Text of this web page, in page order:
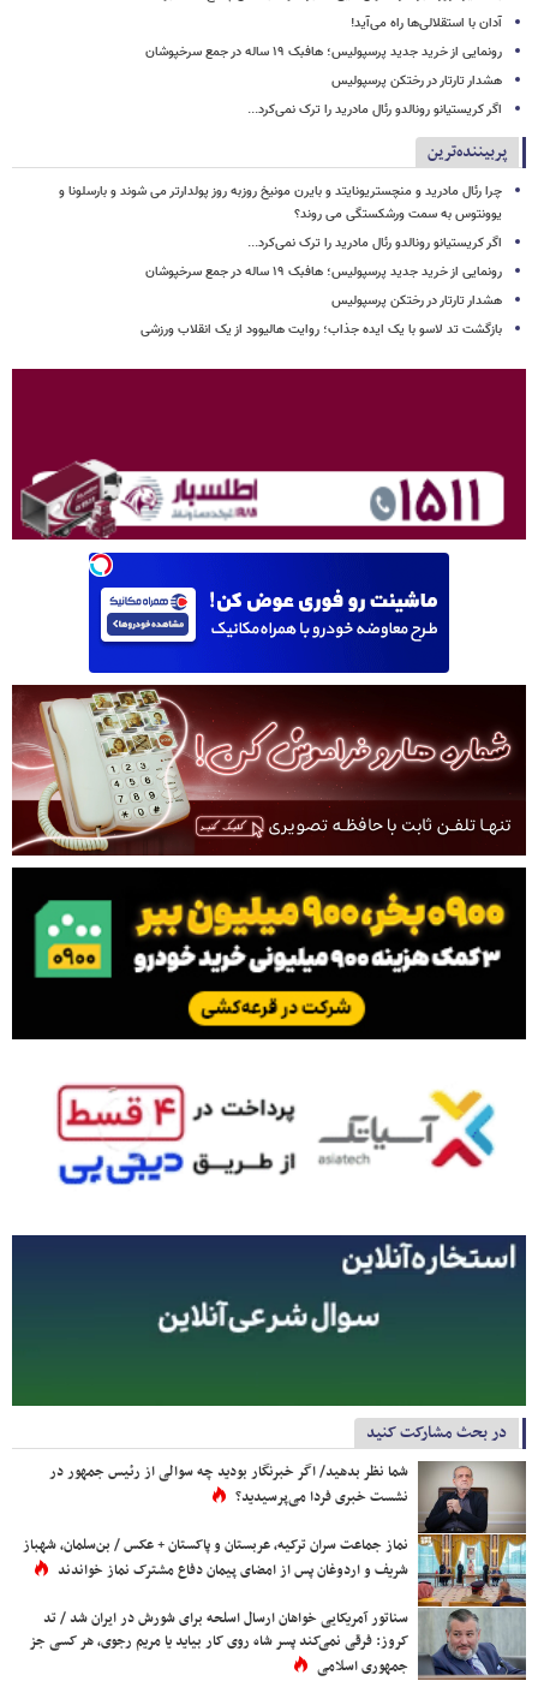
آدان با استقلالی‌ها راه می‌آید!
رونمایی از خرید جدید پرسپولیس؛ هافبک ۱۹ ساله در جمع سرخپوشان
هشدار تارتار در رختکن پرسپولیس
اگر کریستیانو رونالدو رئال مادرید را ترک نمی‌کرد...
پربیننده‌ترین
چرا رئال مادرید و منچستریونایتد و بایرن مونیخ روزبه روز پولدارتر می شوند و بارسلونا و
یوونتوس به سمت ورشکستگی می روند؟
اگر کریستیانو رونالدو رئال مادرید را ترک نمی‌کرد...
رونمایی از خرید جدید پرسپولیس؛ هافبک ۱۹ ساله در جمع سرخپوشان
هشدار تارتار در رختکن پرسپولیس
بازگشت تد لاسو با یک ایده جذاب؛ روایت هالیوود از یک انقلاب ورزشی
در بحث مشارکت کنید
شما نظر بدهید/ اگر خبرنگار بودید چه سوالی از رئیس جمهور در
نشست خبری فردا می‌پرسیدید؟
نماز جماعت سران ترکیه، عربستان و پاکستان + عکس / بن‌سلمان، شهباز
شریف و اردوغان پس از امضای پیمان دفاع مشترک نماز خواندند
سناتور آمریکایی خواهان ارسال اسلحه برای شورش در ایران شد / تد
کروز: فرقی نمی‌کند پسر شاه روی کار بیاید یا مریم رجوی، هر کسی جز
جمهوری اسلامی